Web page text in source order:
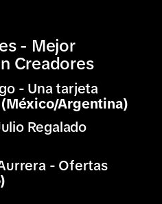
- Mejor
Creadores
- Una tarjeta
(México/Argentina)
Regalado
- Ofertas